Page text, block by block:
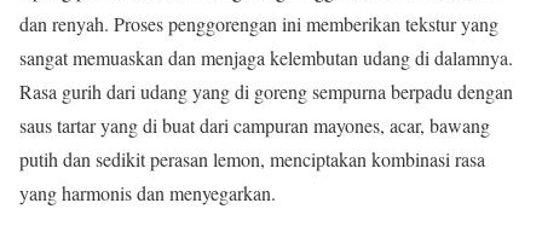
dan renyah. Proses penggorengan ini memberikan tekstur yang
sangat memuaskan dan menjaga kelembutan udang di dalamnya.
Rasa gurih dari udang yang di goreng sempurna berpadu dengan
saus tartar yang di buat dari campuran mayones, acar, bawang
putih dan sedikit perasan lemon, menciptakan kombinasi rasa
yang harmonis dan menyegarkan.